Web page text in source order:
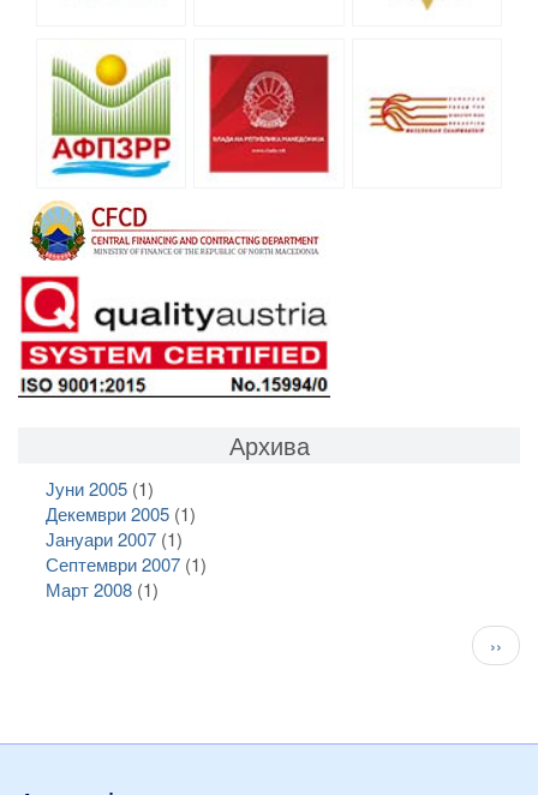
Архива
Јуни 2005(1)
Декември 2005(1)
Јануари 2007(1)
Септември 2007(1)
Март 2008(1)
››